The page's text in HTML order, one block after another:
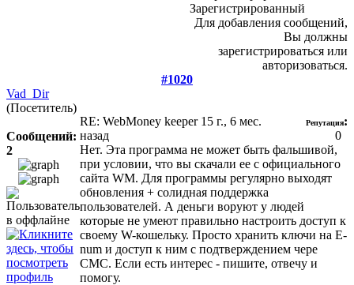
Зарегистрированный
Для добавления сообщений,
Вы должны
зарегистрироваться или
авторизоваться.
#1020
Vad_Dir
(Посетитель)
Сообщений:
2
RE: WebMoney keeper 15 г., 6 мес.
назад
Репутация:
0
Нет. Эта программа не может быть фальшивой,
при условии, что вы скачали ее с официального
сайта WM. Для программы регулярно выходят
обновления + солидная поддержка
пользователей. А деньги воруют у людей
которые не умеют правильно настроить доступ к
своему W-кошельку. Просто хранить ключи на E-
num и доступ к ним с подтверждением чере
СМС. Если есть интерес - пишите, отвечу и
помогу.